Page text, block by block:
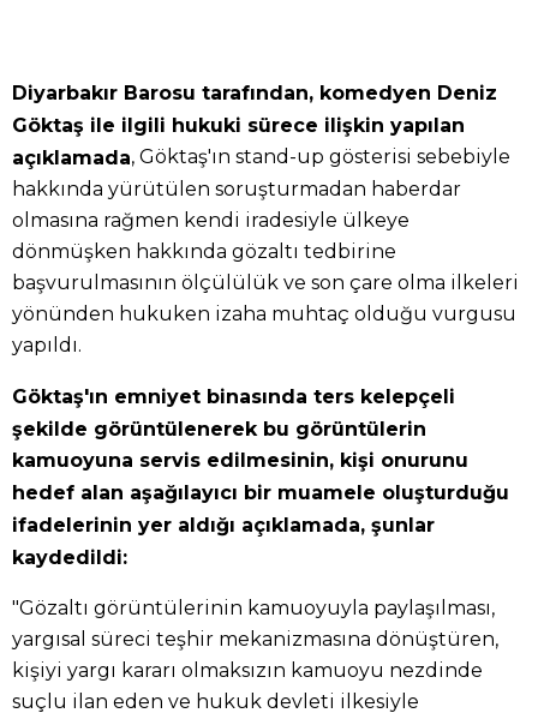
Diyarbakır Barosu tarafından, komedyen Deniz
Göktaş ile ilgili hukuki sürece ilişkin yapılan
açıklamada, Göktaş'ın stand-up gösterisi sebebiyle
hakkında yürütülen soruşturmadan haberdar
olmasına rağmen kendi iradesiyle ülkeye
dönmüşken hakkında gözaltı tedbirine
başvurulmasının ölçülülük ve son çare olma ilkeleri
yönünden hukuken izaha muhtaç olduğu vurgusu
yapıldı.
Göktaş'ın emniyet binasında ters kelepçeli
şekilde görüntülenerek bu görüntülerin
kamuoyuna servis edilmesinin, kişi onurunu
hedef alan aşağılayıcı bir muamele oluşturduğu
ifadelerinin yer aldığı açıklamada, şunlar
kaydedildi:
"Gözaltı görüntülerinin kamuoyuyla paylaşılması,
yargısal süreci teşhir mekanizmasına dönüştüren,
kişiyi yargı kararı olmaksızın kamuoyu nezdinde
suçlu ilan eden ve hukuk devleti ilkesiyle